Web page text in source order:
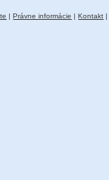
|Právne informácie |Kontakt